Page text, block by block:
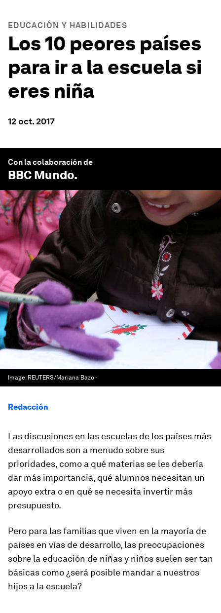
EDUCACIÓN Y HABILIDADES
Los 10 peores países
para ir a la escuela si
eres niña
12 oct. 2017
Con la colaboración de
BBC Mundo.
Image: REUTERS/Mariana Bazo -
Redacción
Las discusiones en las escuelas de los países más
desarrollados son a menudo sobre sus
prioridades, como a qué materias se les debería
dar más importancia, qué alumnos necesitan un
apoyo extra o en qué se necesita invertir más
presupuesto.
Pero para las familias que viven en la mayoría de
países en vías de desarrollo, las preocupaciones
sobre la educación de niñas y niños suelen ser tan
básicas como ¿será posible mandar a nuestros
hijos a la escuela?